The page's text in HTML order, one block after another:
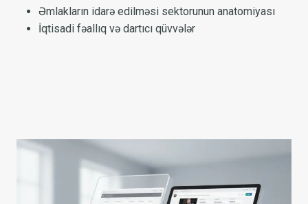
Əmlakların idarə edilməsi sektorunun anatomiyası
İqtisadi fəallıq və dartıcı qüvvələr